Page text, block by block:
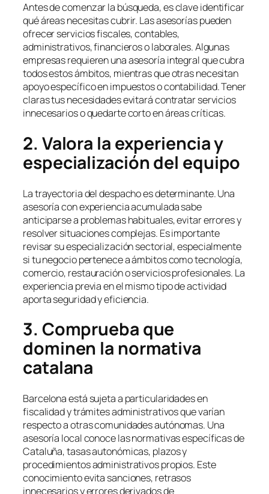
Antes de comenzar la búsqueda, es clave identificar
qué áreas necesitas cubrir. Las asesorías pueden
ofrecer servicios fiscales, contables,
administrativos, financieros o laborales. Algunas
empresas requieren una asesoría integral que cubra
todos estos ámbitos, mientras que otras necesitan
apoyo específico en impuestos o contabilidad. Tener
claras tus necesidades evitará contratar servicios
innecesarios o quedarte corto en áreas críticas.
2. Valora la experiencia y
especialización del equipo
La trayectoria del despacho es determinante. Una
asesoría con experiencia acumulada sabe
anticiparse a problemas habituales, evitar errores y
resolver situaciones complejas. Es importante
revisar su especialización sectorial, especialmente
si tu negocio pertenece a ámbitos como tecnología,
comercio, restauración o servicios profesionales. La
experiencia previa en el mismo tipo de actividad
aporta seguridad y eficiencia.
3. Comprueba que
dominen la normativa
catalana
Barcelona está sujeta a particularidades en
fiscalidad y trámites administrativos que varían
respecto a otras comunidades autónomas. Una
asesoría local conoce las normativas específicas de
Cataluña, tasas autonómicas, plazos y
procedimientos administrativos propios. Este
conocimiento evita sanciones, retrasos
innecesarios y errores derivados de